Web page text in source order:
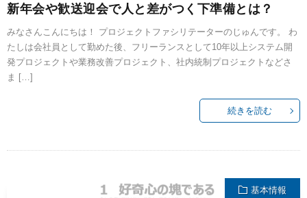
新年会や歓送迎会で人と差がつく下準備とは？
みなさんこんにちは！ プロジェクトファシリテーターのじゅんです。 わ
たしは会社員として勤めた後、フリーランスとして10年以上システム開
発プロジェクトや業務改善プロジェクト、社内統制プロジェクトなどさ
ま […]
続きを読む
基本情報